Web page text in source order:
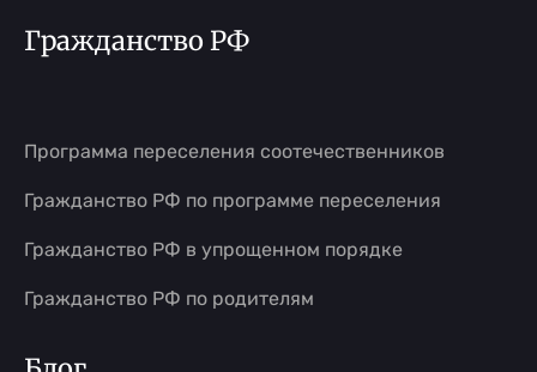
Гражданство РФ
Программа переселения соотечественников
Гражданство РФ по программе переселения
Гражданство РФ в упрощенном порядке
Гражданство РФ по родителям